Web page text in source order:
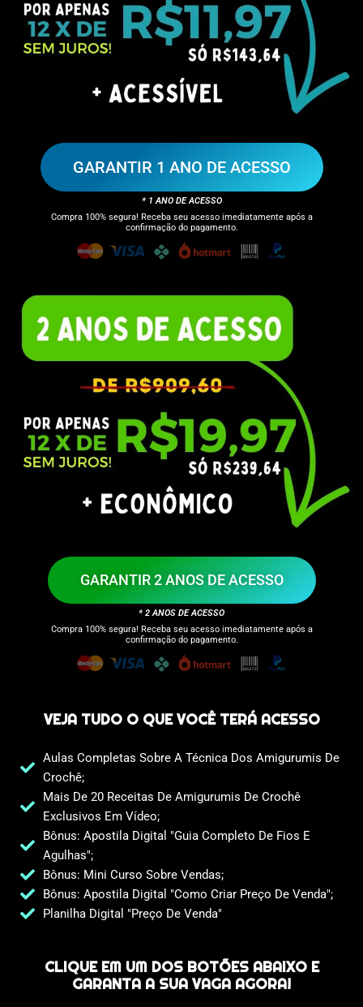
GARANTIR 1 ANO DE ACESSO
* 1 ANO DE ACESSO
Compra 100% segura! Receba seu acesso imediatamente após a
confirmação do pagamento.
GARANTIR 2 ANOS DE ACESSO
* 2 ANOS DE ACESSO
Compra 100% segura! Receba seu acesso imediatamente após a
confirmação do pagamento.
VEJA TUDO O QUE VOCÊ TERÁ ACESSO
Aulas Completas Sobre A Técnica Dos Amigurumis De
Crochê;
Mais De 20 Receitas De Amigurumis De Crochê
Exclusivos Em Vídeo;
Bônus: Apostila Digital "guia Completo De Fios E
Agulhas";
Bônus: Mini Curso Sobre Vendas;
Bônus: Apostila Digital "como Criar Preço De Venda";
Planilha Digital "preço De Venda"
CLIQUE EM UM DOS BOTÕES ABAIXO E
GARANTA A SUA VAGA AGORA!